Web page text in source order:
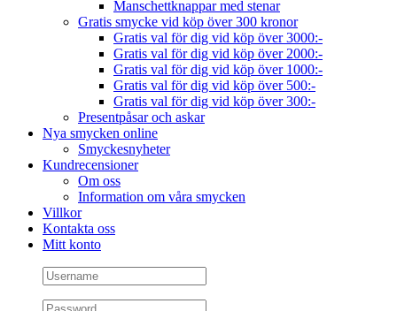
Manschettknappar med stenar
Gratis smycke vid köp över 300 kronor
Gratis val för dig vid köp över 3000:-
Gratis val för dig vid köp över 2000:-
Gratis val för dig vid köp över 1000:-
Gratis val för dig vid köp över 500:-
Gratis val för dig vid köp över 300:-
Presentpåsar och askar
Nya smycken online
Smyckesnyheter
Kundrecensioner
Om oss
Information om våra smycken
Villkor
Kontakta oss
Mitt konto